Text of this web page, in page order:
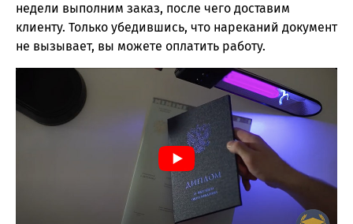
недели выполним заказ, после чего доставим
клиенту. Только убедившись, что нареканий документ
не вызывает, вы можете оплатить работу.